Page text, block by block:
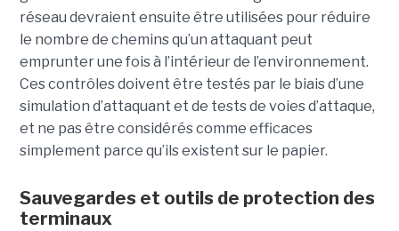
réseau devraient ensuite être utilisées pour réduire
le nombre de chemins qu’un attaquant peut
emprunter une fois à l’intérieur de l’environnement.
Ces contrôles doivent être testés par le biais d’une
simulation d’attaquant et de tests de voies d’attaque,
et ne pas être considérés comme efficaces
simplement parce qu’ils existent sur le papier.
Sauvegardes et outils de protection des
terminaux